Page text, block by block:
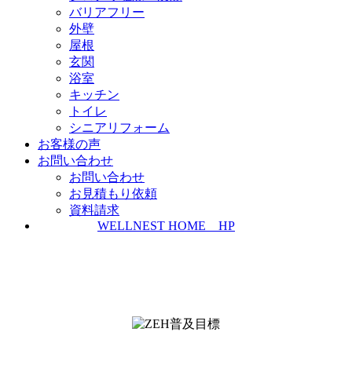
バリアフリー
外壁
屋根
玄関
浴室
キッチン
トイレ
シニアリフォーム
お客様の声
お問い合わせ
お問い合わせ
お見積もり依頼
資料請求
WELLNEST HOME HP